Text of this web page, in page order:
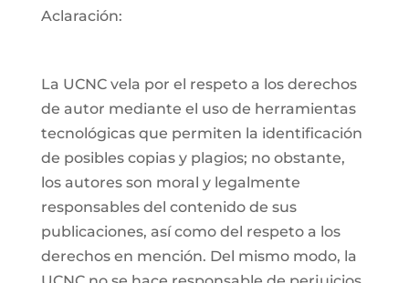
Aclaración:
La UCNC vela por el respeto a los derechos
de autor mediante el uso de herramientas
tecnológicas que permiten la identificación
de posibles copias y plagios; no obstante,
los autores son moral y legalmente
responsables del contenido de sus
publicaciones, así como del respeto a los
derechos en mención. Del mismo modo, la